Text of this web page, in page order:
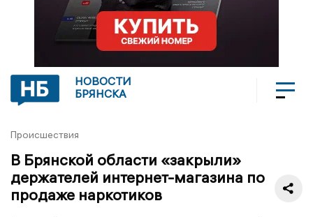
НОВОСТИ
БРЯНСКА
Происшествия
В Брянской области «закрыли»
держателей интернет-магазина по
продаже наркотиков